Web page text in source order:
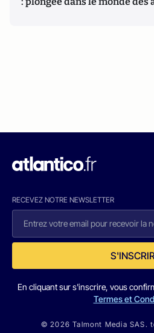
RECEVEZ NOTRE NEWSLETTER
En cliquant sur s'inscrire, vous
Termes et
© 2026 Talmont Media SAS.